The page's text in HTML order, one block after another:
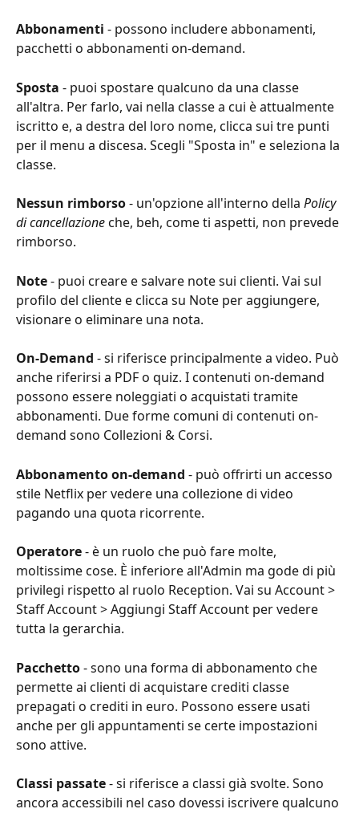
Abbonamenti - possono includere abbonamenti,
pacchetti o abbonamenti on-demand.
Sposta - puoi spostare qualcuno da una classe
all'altra. Per farlo, vai nella classe a cui è attualmente
iscritto e, a destra del loro nome, clicca sui tre punti
per il menu a discesa. Scegli "Sposta in" e seleziona la
classe.
Nessun rimborso - un'opzione all'interno della Policy
di cancellazione che, beh, come ti aspetti, non prevede
rimborso.
Note - puoi creare e salvare note sui clienti. Vai sul
profilo del cliente e clicca su Note per aggiungere,
visionare o eliminare una nota.
On-Demand - si riferisce principalmente a video. Può
anche riferirsi a PDF o quiz. I contenuti on-demand
possono essere noleggiati o acquistati tramite
abbonamenti. Due forme comuni di contenuti on-
demand sono Collezioni & Corsi.
Abbonamento on-demand - può offrirti un accesso
stile Netflix per vedere una collezione di video
pagando una quota ricorrente.
Operatore - è un ruolo che può fare molte,
moltissime cose. È inferiore all'Admin ma gode di più
privilegi rispetto al ruolo Reception. Vai su Account >
Staff Account > Aggiungi Staff Account per vedere
tutta la gerarchia.
Pacchetto - sono una forma di abbonamento che
permette ai clienti di acquistare crediti classe
prepagati o crediti in euro. Possono essere usati
anche per gli appuntamenti se certe impostazioni
sono attive.
Classi passate - si riferisce a classi già svolte. Sono
ancora accessibili nel caso dovessi iscrivere qualcuno